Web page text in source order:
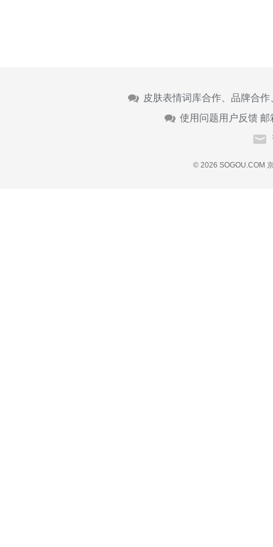
皮肤表情词库合作、品牌合
使用问题用户反馈 邮
© 2026 SOGOU.COM